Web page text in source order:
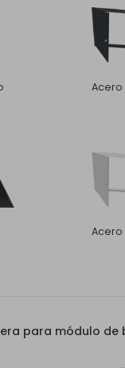
Acero
Acero
para módulo de